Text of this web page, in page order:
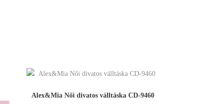
Alex&Mia Női divatos válltáska CD-9460